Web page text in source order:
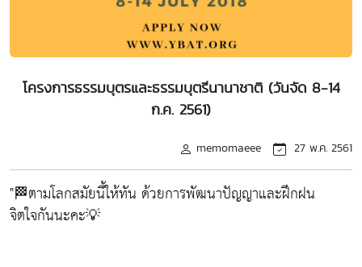
โครงการธรรมบุตรและธรรมบุตรีนานาชาติ (วันจัด 8-14
ก.ค. 2561)
memomaeee 27 พ.ค. 2561
"🏁ตามโลกสมัยนี้ให้ทัน ด้วยการพัฒนาปัญญาและฝึกฝน
จิตใจกันนะคะ💡